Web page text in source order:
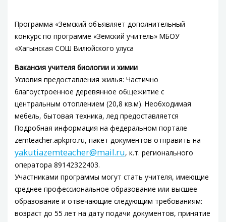
Программа «Земский объявляет дополнительный
конкурс по программе «Земский учитель» МБОУ
«Хагынская СОШ Вилюйского улуса
Вакансия учителя биологии и химии
Условия предоставления жилья: Частично
благоустроенное деревянное общежитие с
центральным отоплением (20,8 кв.м). Необходимая
мебель, бытовая техника, лед предоставляется
Подробная информация на федеральном портале
zemteacher.apkpro.ru, пакет документов отправить на
yakutiazemteacher@mail.ru, к.т. регионального
оператора 89142322403.
Участниками программы могут стать учителя, имеющие
среднее профессиональное образование или высшее
образование и отвечающие следующим требованиям:
возраст до 55 лет на дату подачи документов, принятие